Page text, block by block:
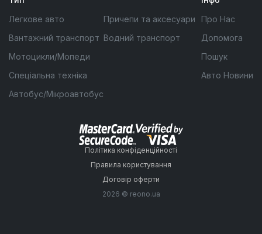
Легкове авто
Вантажний транспорт
Мотоцикли/Мопеди
Спеціальна техніка
Автобус/Мікроавтобус
Причепи та аксесуари
Водний транспорт
Про Нас
Допомога
Пошук
Авто Новини
Політика конфіденційності
Правила користування
Договір оферти
2026 © reono.ua